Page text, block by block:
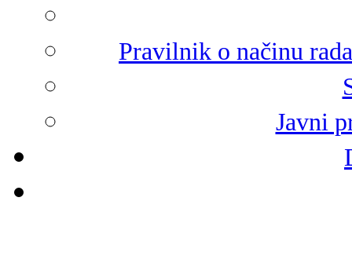
Pravilnik o načinu
Javni